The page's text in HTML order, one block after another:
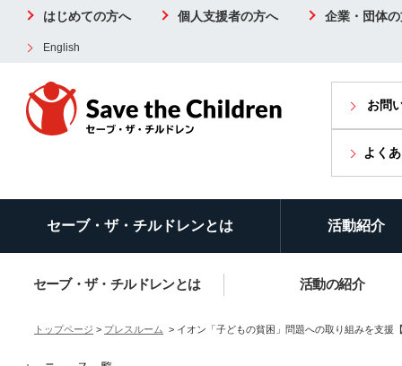
はじめての方へ 個人支援者の方へ 企業・団体
English
お問
よく
セーブ・ザ・チルドレンとは 活動紹介
セーブ・ザ・チルドレンとは 活動の紹介
トップページ > プレスルーム > イオン「子どもの貧困」問題への取り組みを支援